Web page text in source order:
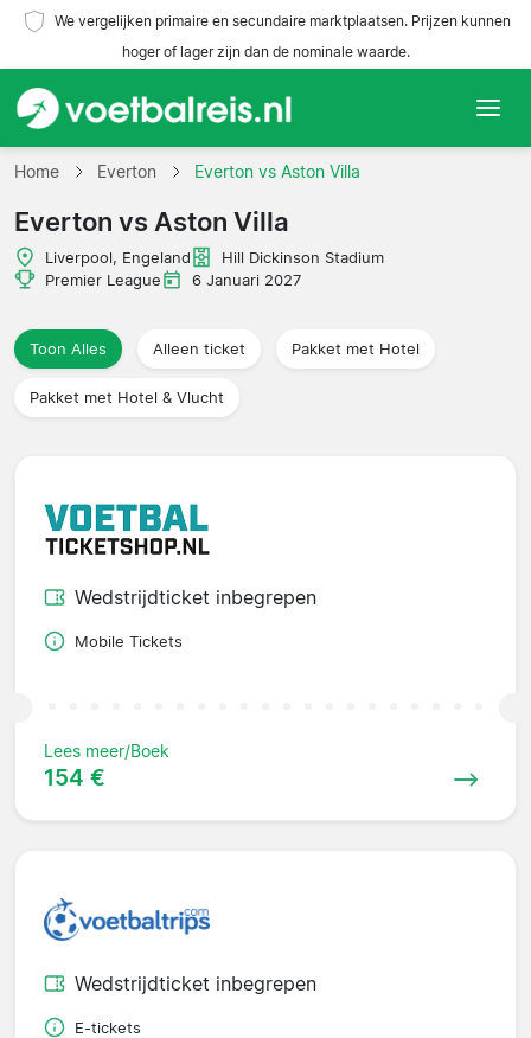
We vergelijken primaire en secundaire marktplaatsen. Prijzen kunnen
hoger of lager zijn dan de nominale waarde.
Home
Teams
Competities
Reisorganisaties
Home Everton Everton vs Aston Villa
Everton vs Aston Villa
Liverpool, Engeland
Hill Dickinson Stadium
Premier League
6 Januari 2027
Toon Alles Alleen ticket Pakket met Hotel
Pakket met Hotel & Vlucht
Wedstrijdticket inbegrepen
Mobile Tickets
Lees meer/Boek
154 €
Wedstrijdticket inbegrepen
E-tickets